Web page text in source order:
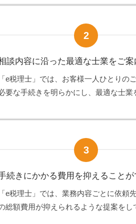
2
談内容に沿った最適な士業をご案
「e税理士」では、お客様一人ひとりの
要な手続きを明らかにし、最適な士業
3
続きにかかる費用を抑えることが
「e税理士」では、業務内容ごとに依頼
総額費用が抑えられるような提案をし